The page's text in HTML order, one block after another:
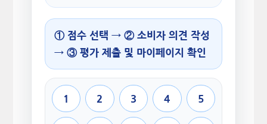
① 점수 선택 → ② 소비자 의견 작성
→ ③ 평가 제출 및 마이페이지 확인
1 2 3 4 5